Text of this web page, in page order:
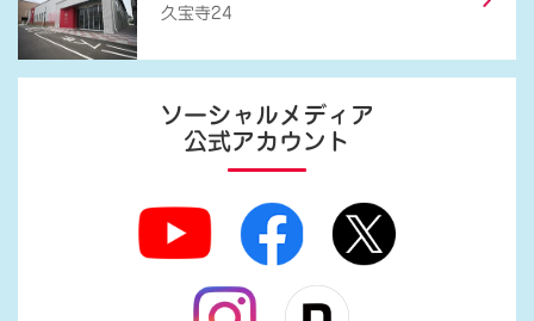
久宝寺24
ソーシャルメディア
公式アカウント